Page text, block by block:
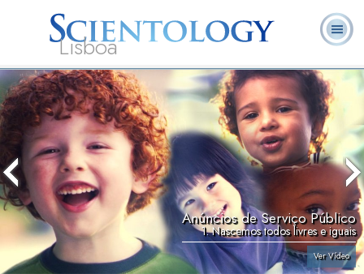
Lisboa
L. Ron
Hubbard
O que é
Scientology?
Ministros
Voluntários
Perguntas
Frequentes
Livros
Anúncios de Serviço Público
1. Nascemos todos livres e iguais
Ver Vídeo